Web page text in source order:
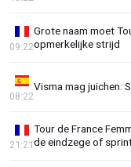
Grote naam moet
opmerkelijke strijd
09:22
Visma mag juichen:
08:22
Tour de France
de eindzege of
21:21